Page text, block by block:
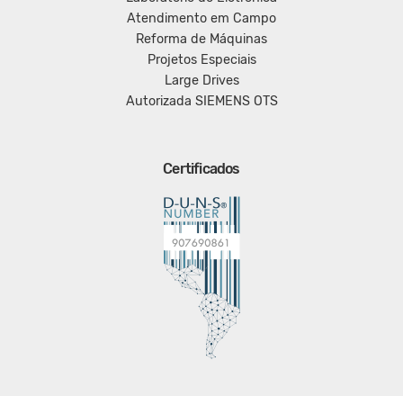
Atendimento em Campo
Reforma de Máquinas
Projetos Especiais
Large Drives
Autorizada SIEMENS OTS
Certificados